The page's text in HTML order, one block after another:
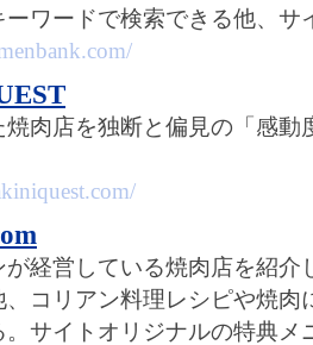
ワードで検索できる他、サ
肉店を独断と偏見の「感動
経営している焼肉店を紹介
コリアン料理レシピや焼肉
。サイトオリジナルの特典メ